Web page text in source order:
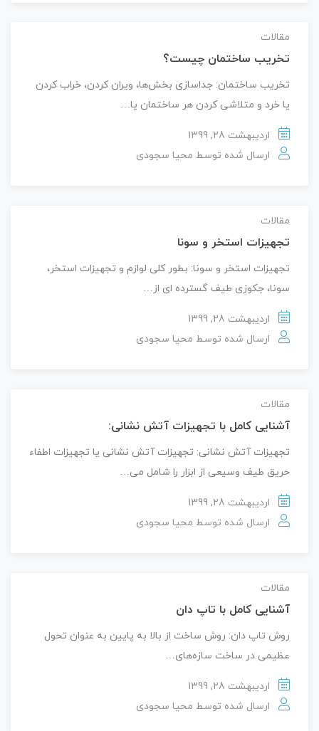
مقالات
تخریب ساختمان چیست؟
تخریب ساختمان: جداسازی بخش‌ها، ویران کردن، خراب کردن
یا خرد و متلاشی کردن هر ساختمان یا…
اردیبهشت 28, 1399
ارسال شده توسط محیا سجودی
مقالات
تجهیزات استخر و سونا
تجهیزات استخر و سونا: بطور کلی لوازم و تجهیزات استخر،
سونا، جکوزی طیف گسترده ای از…
اردیبهشت 28, 1399
ارسال شده توسط محیا سجودی
مقالات
آشنایی کامل با تجهیزات آتش نشانی:
تجهیزات آتش نشانی: تجهیزات آتش نشانی یا تجهیزات اطفاء
حریق طیف وسیعی از ابزار را شامل می…
اردیبهشت 28, 1399
ارسال شده توسط محیا سجودی
مقالات
آشنایی کامل با تاپ دان
روش تاپ دان: روش ساخت از بالا به پایین به عنوان تحول
عظیمی در ساخت سازه‌های…
اردیبهشت 28, 1399
ارسال شده توسط محیا سجودی